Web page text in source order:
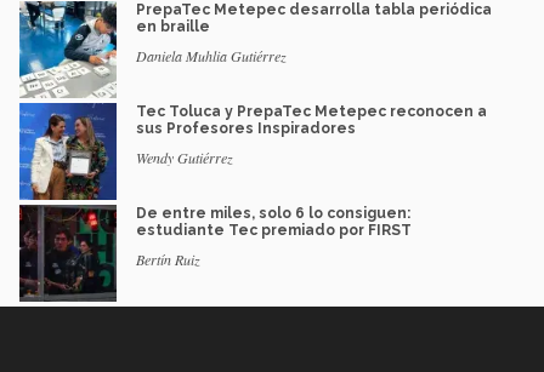
PrepaTec Metepec desarrolla tabla periódica
en braille
Daniela Muhlia Gutiérrez
Tec Toluca y PrepaTec Metepec reconocen a
sus Profesores Inspiradores
Wendy Gutiérrez
De entre miles, solo 6 lo consiguen:
estudiante Tec premiado por FIRST
Bertín Ruiz